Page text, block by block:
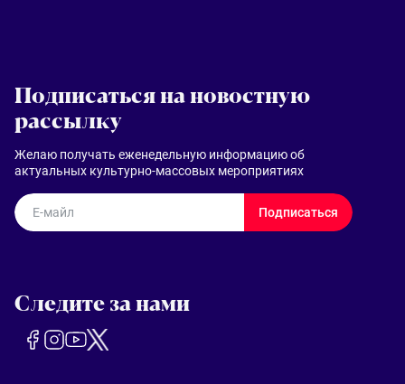
Подписаться на новостную
рассылку
Желаю получать еженедельную информацию об
актуальных культурно-массовых мероприятиях
E-майл Подписаться
Следите за нами